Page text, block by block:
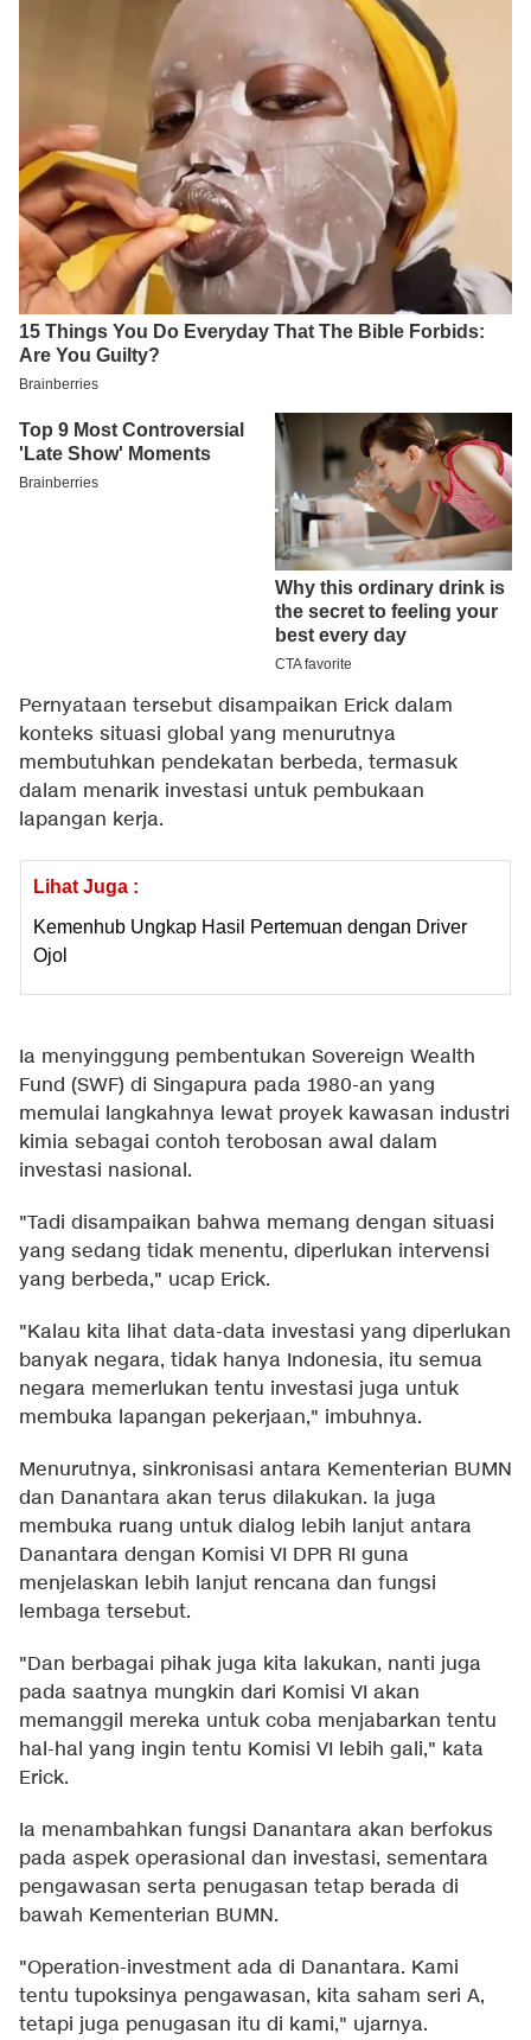
Pernyataan tersebut disampaikan Erick dalam
konteks situasi global yang menurutnya
membutuhkan pendekatan berbeda, termasuk
dalam menarik investasi untuk pembukaan
lapangan kerja.
Lihat Juga :
Kemenhub Ungkap Hasil Pertemuan dengan Driver
Ojol
Ia menyinggung pembentukan Sovereign Wealth
Fund (SWF) di Singapura pada 1980-an yang
memulai langkahnya lewat proyek kawasan industri
kimia sebagai contoh terobosan awal dalam
investasi nasional.
"Tadi disampaikan bahwa memang dengan situasi
yang sedang tidak menentu, diperlukan intervensi
yang berbeda," ucap Erick.
"Kalau kita lihat data-data investasi yang diperlukan
banyak negara, tidak hanya Indonesia, itu semua
negara memerlukan tentu investasi juga untuk
membuka lapangan pekerjaan," imbuhnya.
Menurutnya, sinkronisasi antara Kementerian BUMN
dan Danantara akan terus dilakukan. Ia juga
membuka ruang untuk dialog lebih lanjut antara
Danantara dengan Komisi VI DPR RI guna
menjelaskan lebih lanjut rencana dan fungsi
lembaga tersebut.
"Dan berbagai pihak juga kita lakukan, nanti juga
pada saatnya mungkin dari Komisi VI akan
memanggil mereka untuk coba menjabarkan tentu
hal-hal yang ingin tentu Komisi VI lebih gali," kata
Erick.
Ia menambahkan fungsi Danantara akan berfokus
pada aspek operasional dan investasi, sementara
pengawasan serta penugasan tetap berada di
bawah Kementerian BUMN.
"Operation-investment ada di Danantara. Kami
tentu tupoksinya pengawasan, kita saham seri A,
tetapi juga penugasan itu di kami," ujarnya.